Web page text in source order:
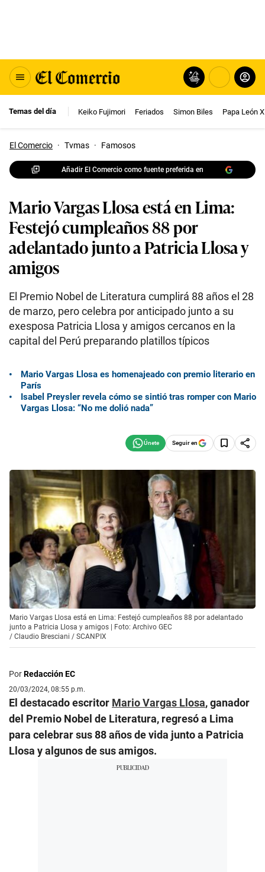
Temas del día Keiko Fujimori Feriados Simon Biles Papa León
El Comercio · Tvmas · Famosos
Añadir El Comercio como fuente preferida en
Mario Vargas Llosa está en Lima:
Festejó cumpleaños 88 por
adelantado junto a Patricia Llosa y
amigos
El Premio Nobel de Literatura cumplirá 88 años el 28
de marzo, pero celebra por anticipado junto a su
exesposa Patricia Llosa y amigos cercanos en la
capital del Perú preparando platillos típicos
Mario Vargas Llosa es homenajeado con premio literario en
París
Isabel Preysler revela cómo se sintió tras romper con Mario
Vargas Llosa: “No me dolió nada”
Seguir en
Mario Vargas Llosa está en Lima: Festejó cumpleaños 88 por adelantado
junto a Patricia Llosa y amigos | Foto: Archivo GEC
/ Claudio Bresciani / SCANPIX
PorRedacción EC
20/03/2024, 08:55 p.m.
El destacado escritor Mario Vargas Llosa, ganador
del Premio Nobel de Literatura, regresó a Lima
para celebrar sus 88 años de vida junto a Patricia
Llosa y algunos de sus amigos.